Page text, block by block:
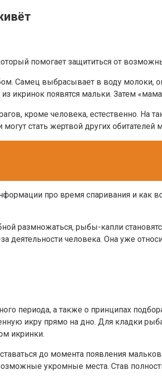
помогает защититься от
Самец выбрасывает в воду молоки,
икринок появятся мальки. Затем
кроме человека, естественно. На
стать жертвой других
про время спаривания и
размножаться, рыбы-капли
деятельности человека. Она уже
периода, а также о принципах
икру прямо на дно. Для кладки
икринки.
до момента появления
укромные места. Став